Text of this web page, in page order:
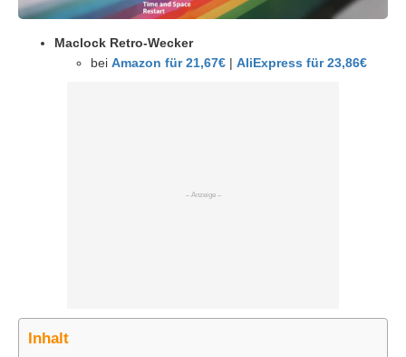
Maclock Retro-Wecker
bei Amazon für 21,67€ | AliExpress für 23,86€
Inhalt